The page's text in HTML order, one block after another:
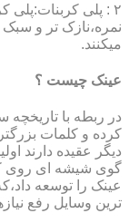
۲ : پلی
نمره،نازک تر و سبک
میکنند.
عینک چیست ؟
در ربطه با
کرده و کلمات
عینک را توسعه
ترین وسایل رفع